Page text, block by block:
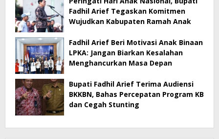
Fadhil Arief Tegaskan Komitmen
Wujudkan Kabupaten Ramah Anak
Fadhil Arief Beri Motivasi Anak Binaan
LPKA: Jangan Biarkan Kesalahan
Menghancurkan Masa Depan
Bupati Fadhil Arief Terima Audiensi
BKKBN, Bahas Percepatan Program KB
dan Cegah Stunting